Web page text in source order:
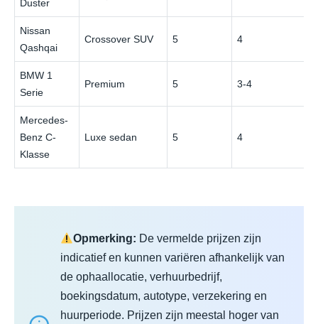
Duster
Nissan
Qashqai
Crossover SUV 5 4
BMW 1
Serie
Premium 5 3-4
Mercedes-
Benz C-
Klasse
Luxe sedan 5 4
Opmerking: De vermelde prijzen zijn
indicatief en kunnen variëren afhankelijk van
de ophaallocatie, verhuurbedrijf,
boekingsdatum, autotype, verzekering en
huurperiode. Prijzen zijn meestal hoger van